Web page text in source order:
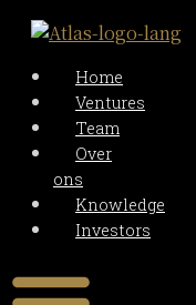
Home
Ventures
Team
Over
ons
Knowledge
Investors